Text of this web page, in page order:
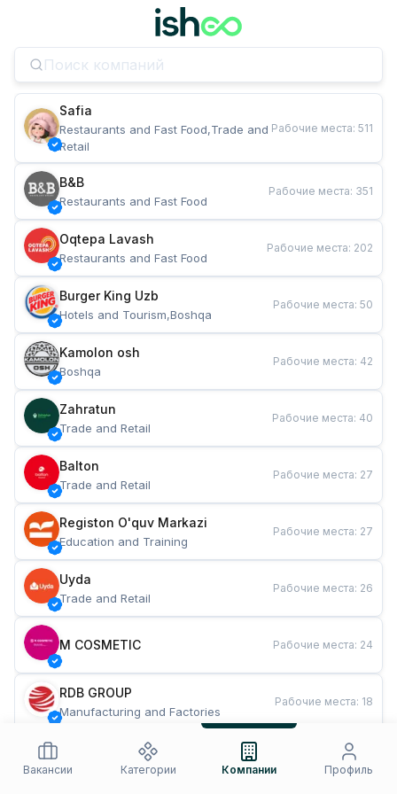
Safia
Restaurants and Fast Food,Trade and
Retail
Рабочие места: 511
B&B
Restaurants and Fast Food
Рабочие места: 351
Oqtepa Lavash
Restaurants and Fast Food
Рабочие места: 202
Burger King Uzb
Hotels and Tourism,Boshqa
Рабочие места: 50
Kamolon osh
Boshqa
Рабочие места: 42
Zahratun
Trade and Retail
Рабочие места: 40
Balton
Trade and Retail
Рабочие места: 27
Registon O'quv Markazi
Education and Training
Рабочие места: 27
Uyda
Trade and Retail
Рабочие места: 26
M COSMETIC Рабочие места: 24
RDB GROUP
Manufacturing and Factories
Рабочие места: 18
Restaurants and Fast Food
Рабочие места
Вакансии
Категории Компании Профиль